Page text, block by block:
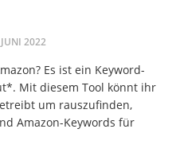
2022
Es ist ein Keyword-
Mit diesem Tool könnt ihr
um rauszufinden,
Amazon-Keywords für